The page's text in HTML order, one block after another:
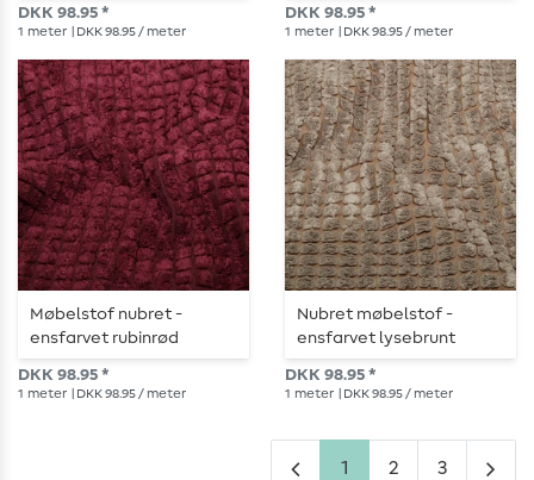
DKK 98.95 *
1 meter | DKK 98.95 / meter
DKK 98.95 *
1 meter | DKK 98.95 / meter
Møbelstof nubret -
ensfarvet rubinrød
DKK 98.95 *
1 meter | DKK 98.95 / meter
Nubret møbelstof -
ensfarvet lysebrunt
DKK 98.95 *
1 meter | DKK 98.95 / meter
1 2 3